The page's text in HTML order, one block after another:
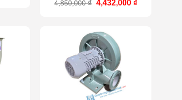
4,850,000₫ Giá
4,432,000 ₫Giá